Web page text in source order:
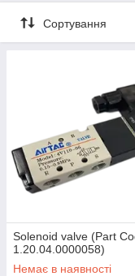
Сортування
Solenoid valve (Part
1.20.04.0000058)
Немає в наявності